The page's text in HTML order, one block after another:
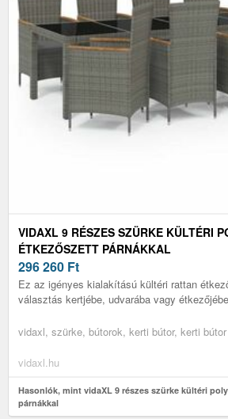
VIDAXL 9 RÉSZES SZÜRKE KÜLTÉRI
ÉTKEZŐSZETT PÁRNÁKKAL
296 260 Ft
Ez az igényes kialakítású kültéri rattan
választás kertjébe, udvarába vagy
vidaxl, szürke, bútorok, kerti bútor, kerti
vidaxl.hu
Hasonlók, mint vidaXL 9 részes szürke kültéri
párnákkal